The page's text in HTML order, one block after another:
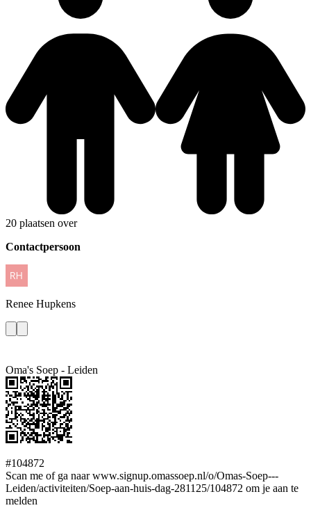
20 plaatsen over
Contactpersoon
Renee Hupkens
Oma's Soep - Leiden
#104872
Scan me of ga naar www.signup.omassoep.nl/o/Omas-Soep---
Leiden/activiteiten/Soep-aan-huis-dag-281125/104872 om je aan te
melden